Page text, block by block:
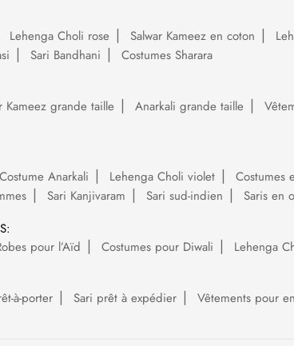
Lehenga Choli rose Salwar Kameez en coton
Sari Bandhani
Costumes Sharara
Kameez grande taille Anarkali grande taille
Costume Anarkali Lehenga Choli violet Costumes
Sari Kanjivaram Sari sud-indien
Saris en
pour l’Aïd Costumes pour Diwali Lehenga
à-porter Sari prêt à expédier Vêtements pour